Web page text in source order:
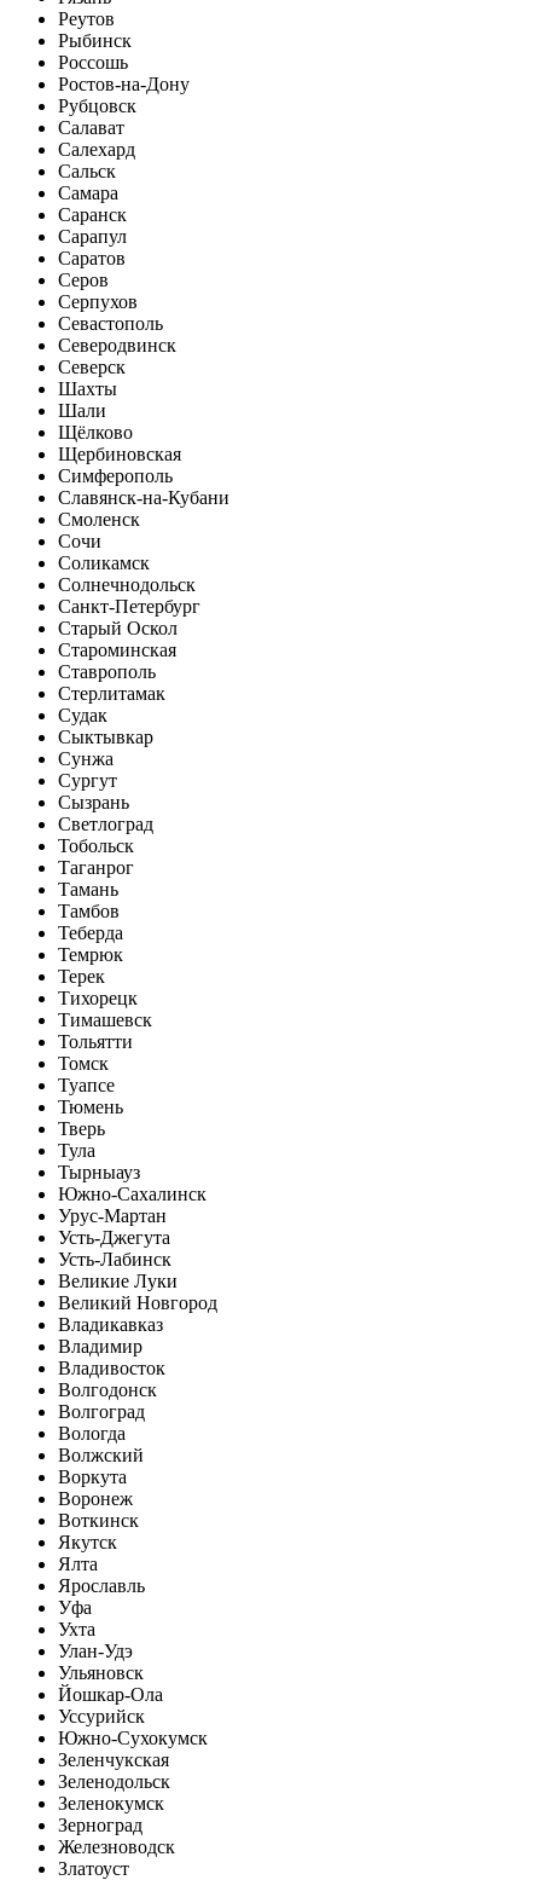
Реутов
Рыбинск
Россошь
Ростов-на-Дону
Рубцовск
Салават
Салехард
Сальск
Самара
Саранск
Сарапул
Саратов
Серов
Серпухов
Севастополь
Северодвинск
Северск
Шахты
Шали
Щёлково
Щербиновская
Симферополь
Славянск-на-Кубани
Смоленск
Сочи
Соликамск
Солнечнодольск
Санкт-Петербург
Старый Оскол
Староминская
Ставрополь
Стерлитамак
Судак
Сыктывкар
Сунжа
Сургут
Сызрань
Светлоград
Тобольск
Таганрог
Тамань
Тамбов
Теберда
Темрюк
Терек
Тихорецк
Тимашевск
Тольятти
Томск
Туапсе
Тюмень
Тверь
Тула
Тырныауз
Южно-Сахалинск
Урус-Мартан
Усть-Джегута
Усть-Лабинск
Великие Луки
Великий Новгород
Владикавказ
Владимир
Владивосток
Волгодонск
Волгоград
Вологда
Волжский
Воркута
Воронеж
Воткинск
Якутск
Ялта
Ярославль
Уфа
Ухта
Улан-Удэ
Ульяновск
Йошкар-Ола
Уссурийск
Южно-Сухокумск
Зеленчукская
Зеленодольск
Зеленокумск
Зерноград
Железноводск
Златоуст